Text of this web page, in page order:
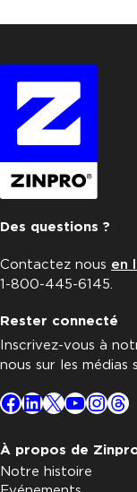
Des questions ?
Contactez nous en
1-800-445-6145.
Rester connecté
Inscrivez-vous à
nous sur les médias
Facebook
LinkedIn
X
À propos de
Notre histoire